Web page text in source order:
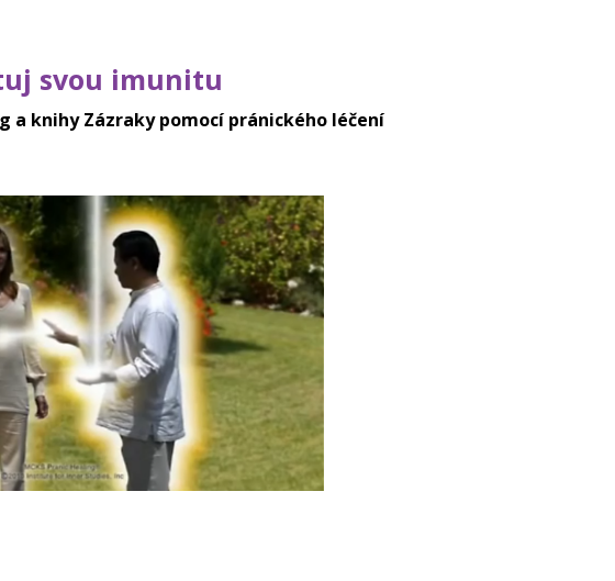
svou imunitu
a knihy Zázraky pomocí pránického léčení